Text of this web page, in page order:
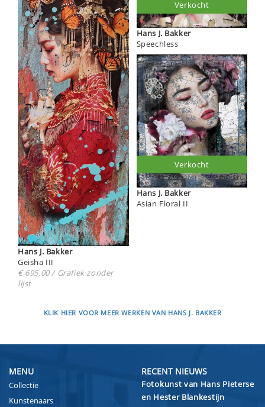
Hans J. Bakker
Geisha III
€ 695,00 / Grafiek zonder
lijst
Hans J. Bakker
Speechless
Verkocht
Hans J. Bakker
Asian Floral II
Verkocht
KLIK HIER VOOR MEER WERKEN VAN HANS J. BAKKER
MENU
Collectie
Kunstenaars
RECENT NIEUWS
Fotokunst van Hans Pieterse
en Hester Blankestijn